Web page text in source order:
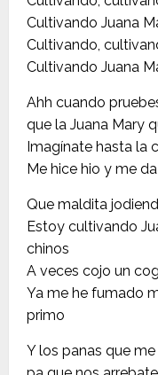
Cultivando Juana
Cultivando,
Cultivando Juana
Ahh cuando
que la Juana Mary
Imagínate hasta la
Me hice hio y me
Que maldita
Estoy cultivando
chinos
A veces cojo un
Ya me he fumado
primo
Y los panas que